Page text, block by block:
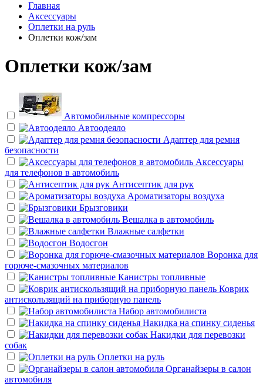
Главная
Аксессуары
Оплетки на руль
Оплетки кож/зам
Оплетки кож/зам
Автомобильные компрессоры
Автоодеяло
Адаптер для ремня
безопасности
Аксессуары
для телефонов в автомобиль
Антисептик для рук
Ароматизаторы воздуха
Брызговики
Вешалка в автомобиль
Влажные салфетки
Водосгон
Воронка для
горюче-смазочных материалов
Канистры топливные
Коврик
антискользящий на приборную панель
Набор автомобилиста
Накидка на спинку сиденья
Накидки для перевозки
собак
Оплетки на руль
Органайзеры в салон
автомобиля